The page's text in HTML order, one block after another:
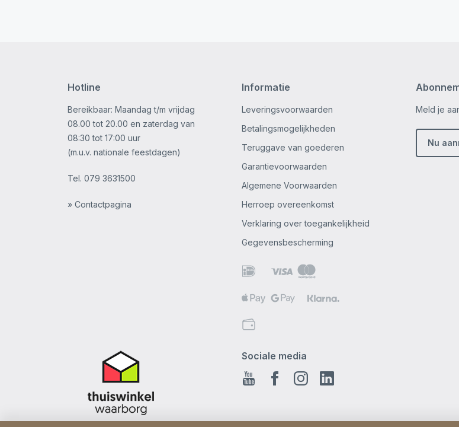
Hotline
Bereikbaar: Maandag t/m vrijdag
08.00 tot 20.00 en zaterdag van
08:30 tot 17:00 uur
(m.u.v. nationale feestdagen)
Tel. 079 3631500
» Contactpagina
Informatie
Leveringsvoorwaarden
Betalingsmogelijkheden
Teruggave van goederen
Garantievoorwaarden
Algemene Voorwaarden
Herroep overeenkomst
Verklaring over toegankelijkheid
Gegevensbescherming
Meld je
Nu
Sociale media